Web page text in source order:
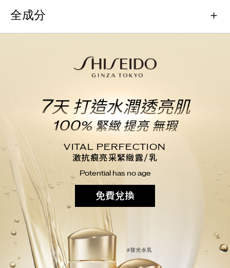
全成分
7天 打造水潤透亮肌
100% 緊緻 提亮 無瑕
VITAL PERFECTION
激抗痕亮采緊緻露/乳
Potential has no age
免費兌換